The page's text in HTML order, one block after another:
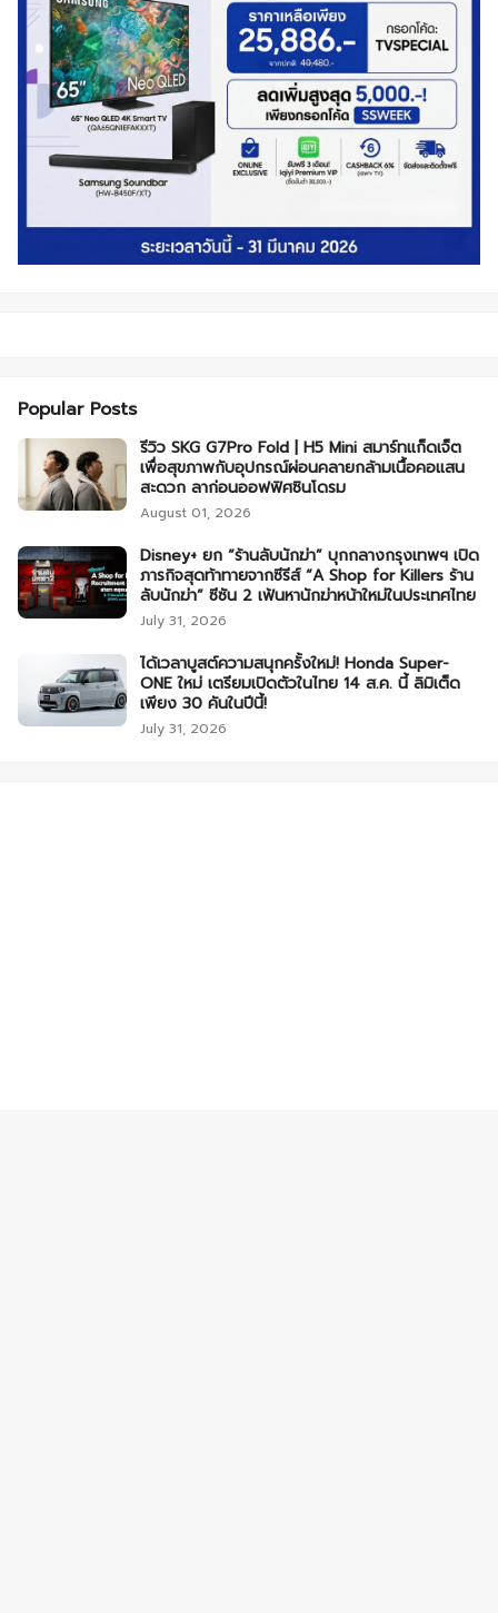
Popular Posts
รีวิว SKG G7Pro Fold | H5 Mini สมาร์ทแก็ดเจ็ต
เพื่อสุขภาพกับอุปกรณ์ผ่อนคลายกล้ามเนื้อคอแสน
สะดวก ลาก่อนออฟฟิศซินโดรม
August 01, 2026
Disney+ ยก “ร้านลับนักฆ่า” บุกกลางกรุงเทพฯ เปิด
ภารกิจสุดท้าทายจากซีรีส์ “A Shop for Killers ร้าน
ลับนักฆ่า” ซีซัน 2 เฟ้นหานักฆ่าหน้าใหม่ในประเทศไทย
July 31, 2026
ได้เวลาบูสต์ความสนุกครั้งใหม่! Honda Super-
ONE ใหม่ เตรียมเปิดตัวในไทย 14 ส.ค. นี้ ลิมิเต็ด
เพียง 30 คันในปีนี้!
July 31, 2026